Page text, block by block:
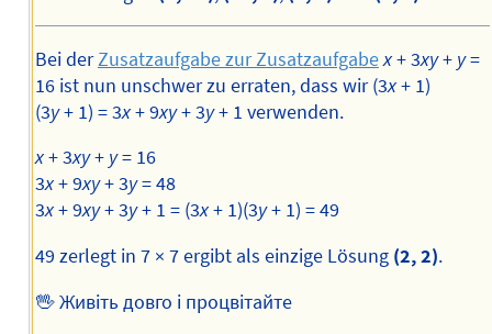
Bei derZusatzaufgabe zur Zusatzaufgabex+ 3xy+ y=
16 ist nun unschwer zu erraten, dass wir (3x+ 1)
(3y+ 1) = 3x+ 9xy+ 3y+ 1 verwenden.
x+ 3xy+ y= 16
3x+ 9xy+ 3y= 48
3x+ 9xy+ 3y+ 1 = (3x+ 1)(3y+ 1) = 49
49 zerlegt in 7 × 7 ergibt als einzige Lösung (2, 2).
🖖 Живіть довго і процвітайте